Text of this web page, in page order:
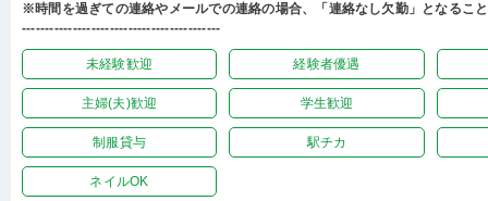
※時間を過ぎての連絡やメールでの連絡の場合、「連絡なし欠勤」となるこ
-------------------------------------------
未経験歓迎 経験者優遇
主婦(夫)歓迎 学生歓迎
制服貸与 駅チカ
ネイルOK